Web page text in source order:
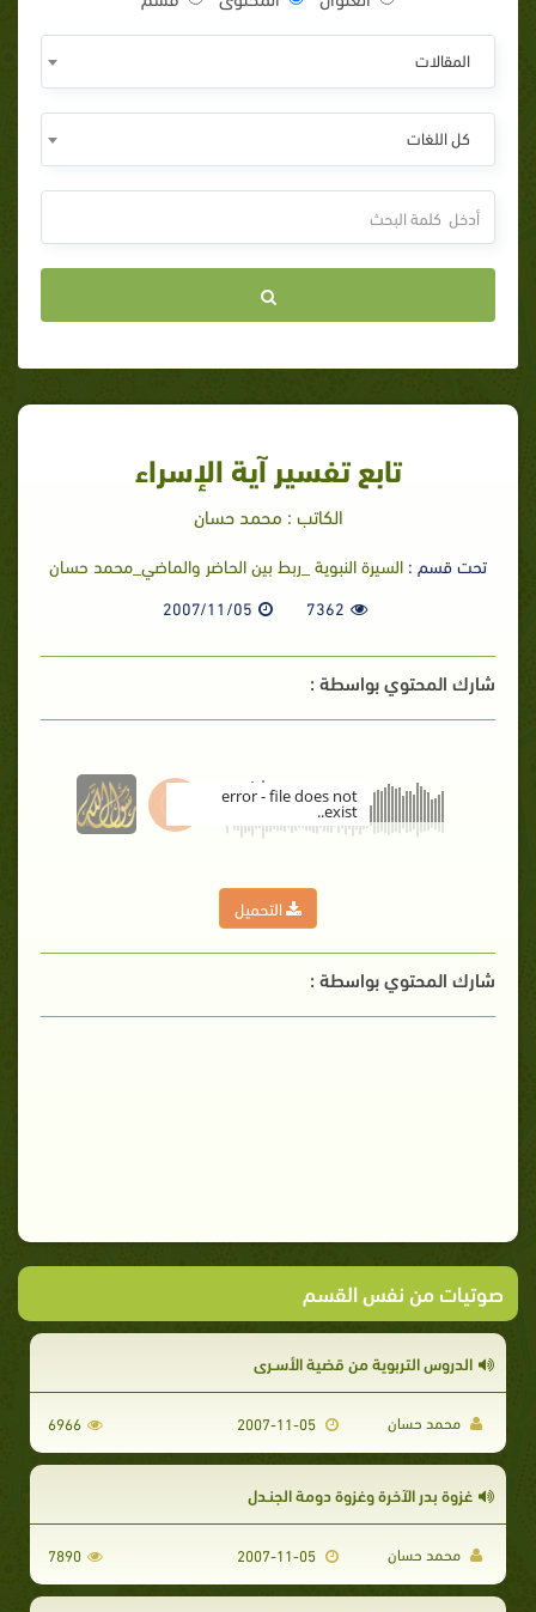
المقالات
كل اللغات
تابع تفسير آية الإسراء
الكاتب : محمد حسان
تحت قسم : السيرة النبوية _ربط بين الحاضر والماضي_محمد حسان
7362
2007/11/05
شارك المحتوي بواسطة :
error - file does not
exist..
التحميل
شارك المحتوي بواسطة :
صوتيات من نفس القسم
الدروس التربوية من قضية الأسـرى
محمد حسان 6966
غزوة بدر الآخرة وغزوة دومة الجنـدل
محمد حسان 7890